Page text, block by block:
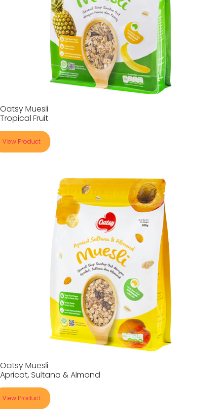
Oatsy Muesli
Tropical Fruit
View Product
Oatsy Muesli
Apricot, Sultana & Almond
View Product